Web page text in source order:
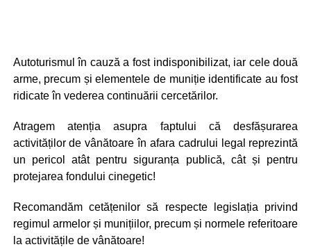
Autoturismul în cauză a fost indisponibilizat, iar cele două
arme, precum și elementele de muniție identificate au fost
ridicate în vederea continuării cercetărilor.
Atragem atenția asupra faptului că desfășurarea
activităților de vânătoare în afara cadrului legal reprezintă
un pericol atât pentru siguranța publică, cât și pentru
protejarea fondului cinegetic!
Recomandăm cetățenilor să respecte legislația privind
regimul armelor și munițiilor, precum și normele referitoare
la activitățile de vânătoare!